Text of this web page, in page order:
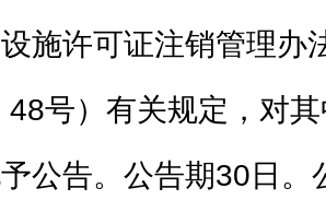
施许可证注销管理办
48号）有关规定，对
公告。公告期30日。